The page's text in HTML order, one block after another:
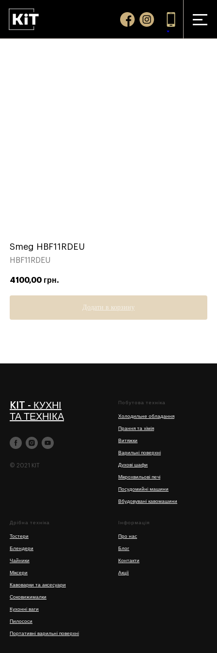
Smeg HBF11RDEU
HBF11RDEU
4100,00 грн.
Додати в корзину
KIT - КУХНІ
ТА ТЕХНІКА
© 2021 KIT
Побутова техніка
Холодильне обладання
Прання та хімія
Витяжки
Варильні поверхні
Духові шафи
Мікрохвильові печі
Посудомийні машини
Вбудовувані кавомашини
Дрібна техніка
Тостери
Блендери
Чайники
Міксери
Кавоварки та аксесуари
Соковижималки
Кухонні ваги
Пилососи
Портативні варильні поверхні
Інформація
Про нас
Блог
Контакти
Акції